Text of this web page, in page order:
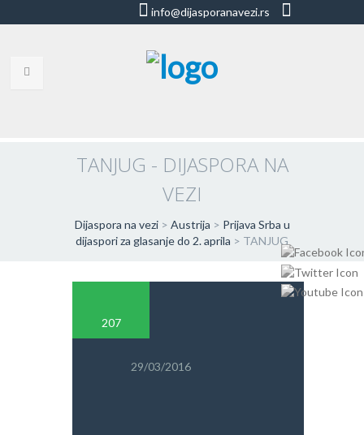
info@dijasporanavezi.rs
BLOG
O NAMA
IMPRESUM
PRETRAGA
TANJUG - DIJASPORA NA
VEZI
Dijaspora na vezi> Austrija > Prijava Srba u
dijaspori za glasanje do 2. aprila > TANJUG
207
29/03/2016